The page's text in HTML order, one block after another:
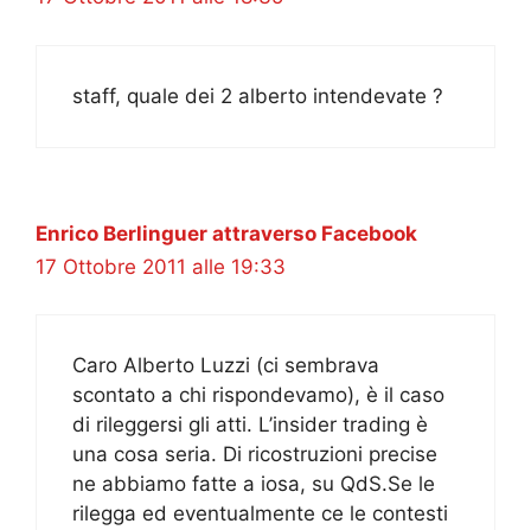
staff, quale dei 2 alberto intendevate ?
Enrico Berlinguer attraverso Facebook
17 Ottobre 2011 alle 19:33
Caro Alberto Luzzi (ci sembrava
scontato a chi rispondevamo), è il caso
di rileggersi gli atti. L’insider trading è
una cosa seria. Di ricostruzioni precise
ne abbiamo fatte a iosa, su QdS.Se le
rilegga ed eventualmente ce le contesti